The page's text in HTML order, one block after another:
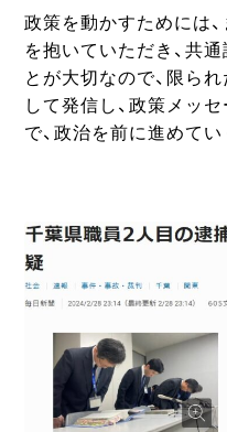
政策を動かすためには
を抱いていただき、共
とが大切なので、限ら
して発信し、政策メッ
で、政治を前に進めて